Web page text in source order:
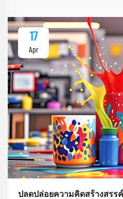
17
Apr
ปลดปล่อยความคิดสร้างสรร